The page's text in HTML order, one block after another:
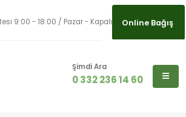
9:00 - 18:00 / Pazar - Kapalı Online Bağış
Şimdi Ara
0 332 236 14 60